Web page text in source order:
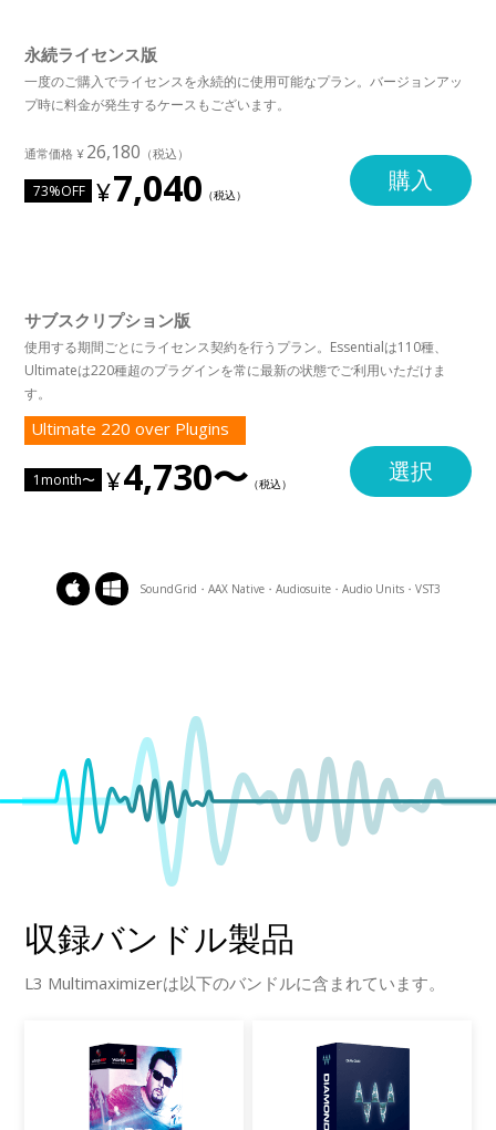
永続ライセンス版
一度のご購入でライセンスを永続的に使用可能なプラン。バージョンアッ
プ時に料金が発生するケースもございます。
26,180
73%OFF 7,040 購入
サブスクリプション版
使用する期間ごとにライセンス契約を行うプラン。Essentialは110種、
Ultimateは220種超のプラグインを常に最新の状態でご利用いただけま
す。
Ultimate 220 over Plugins
1month〜 4,730〜 選択
SoundGrid・AAX Native・Audiosuite・Audio Units・VST3
収録バンドル製品
L3 Multimaximizerは以下のバンドルに含まれています。